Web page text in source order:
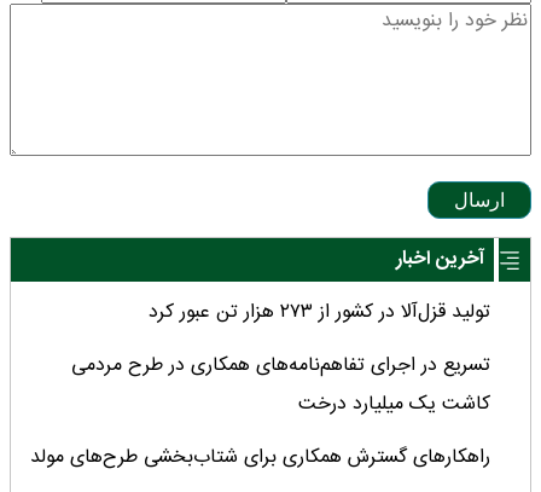
ارسال
آخرین اخبار
تولید قزل‌آلا در کشور از ۲۷۳ هزار تن عبور کرد
تسریع در اجرای تفاهم‌نامه‌های همکاری در طرح مردمی
کاشت یک میلیارد درخت
راهکارهای گسترش همکاری برای شتاب‌بخشی طرح‌های مولد